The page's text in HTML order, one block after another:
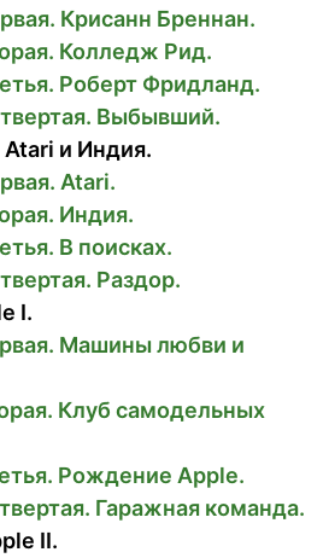
Крисанн Бреннан.
Колледж Рид.
Роберт Фридланд.
Выбывший.
Atari и Индия.
Atari.
Индия.
В поисках.
Раздор.
I.
Машины любви и
Клуб самодельных
Рождение Apple.
Гаражная команда.
II.